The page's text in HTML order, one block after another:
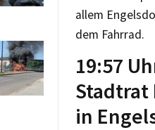
allem
dem Fahrrad.
19:57
Stadtrat
in